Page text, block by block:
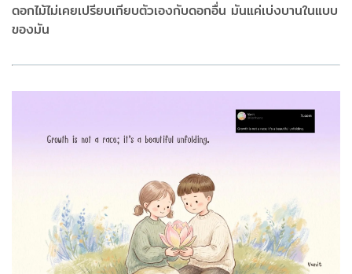
ดอกไม้ไม่เคยเปรียบเทียบตัวเองกับดอกอื่น มันแค่เบ่งบานในแบบ
ของมัน